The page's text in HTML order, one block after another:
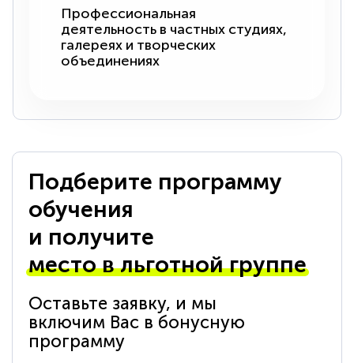
Профессиональная
деятельность в частных студиях,
галереях и творческих
объединениях
Подберите программу
обучения
и получите
место в льготной группе
Оставьте заявку, и мы
включим Вас в бонусную
программу